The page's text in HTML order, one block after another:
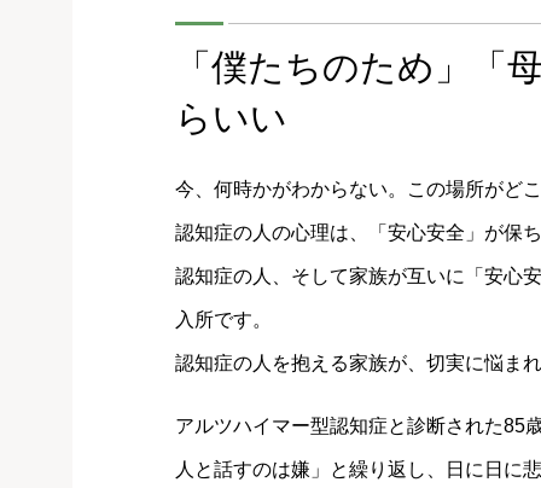
「僕たちのため」「
らいい
今、何時かがわからない。この場所がど
認知症の人の心理は、「安心安全」が保
認知症の人、そして家族が互いに「安心
入所です。
認知症の人を抱える家族が、切実に悩ま
アルツハイマー型認知症と診断された85
人と話すのは嫌」と繰り返し、日に日に